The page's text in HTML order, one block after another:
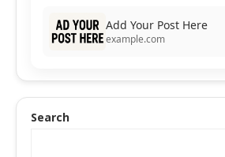
Add Your Post Here
example.com
Search